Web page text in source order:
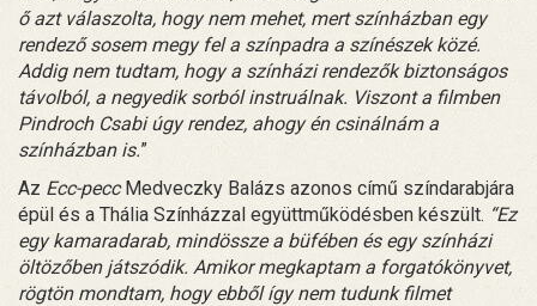
ő azt válaszolta, hogy nem mehet, mert színházban egy
rendező sosem megy fel a színpadra a színészek közé.
Addig nem tudtam, hogy a színházi rendezők biztonságos
távolból, a negyedik sorból instruálnak. Viszont a filmben
Pindroch Csabi úgy rendez, ahogy én csinálnám a
színházban is.”
Az Ecc-peccMedveczky Balázs azonos című színdarabjára
épül és a Thália Színházzal együttműködésben készült. “Ez
egy kamaradarab, mindössze a büfében és egy színházi
öltözőben játszódik. Amikor megkaptam a forgatókönyvet,
rögtön mondtam, hogy ebből így nem tudunk filmet